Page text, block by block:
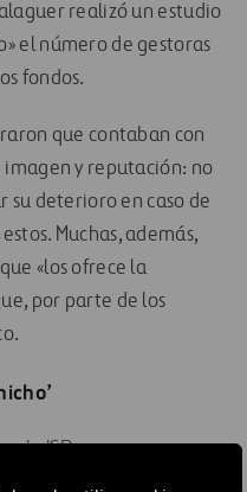
realizó un estudio
el número de gestoras
fondos.
que contaban con
imagen y reputación: no
su deterioro en caso de
Muchas, además,
«los ofrece la
por parte de los
la ISR,